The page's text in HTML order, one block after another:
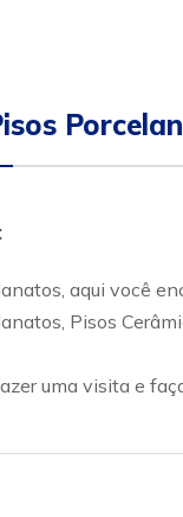
aqui você
Pisos
uma visita e